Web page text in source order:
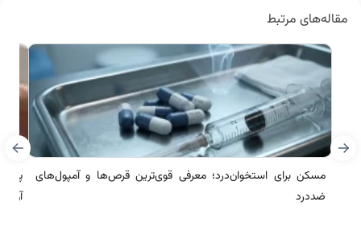
مقاله‌های مرتبط
مسکن برای استخوان‌درد؛ معرفی قوی‌ترین قرص‌ها و آمپول‌های
ضددرد
آن